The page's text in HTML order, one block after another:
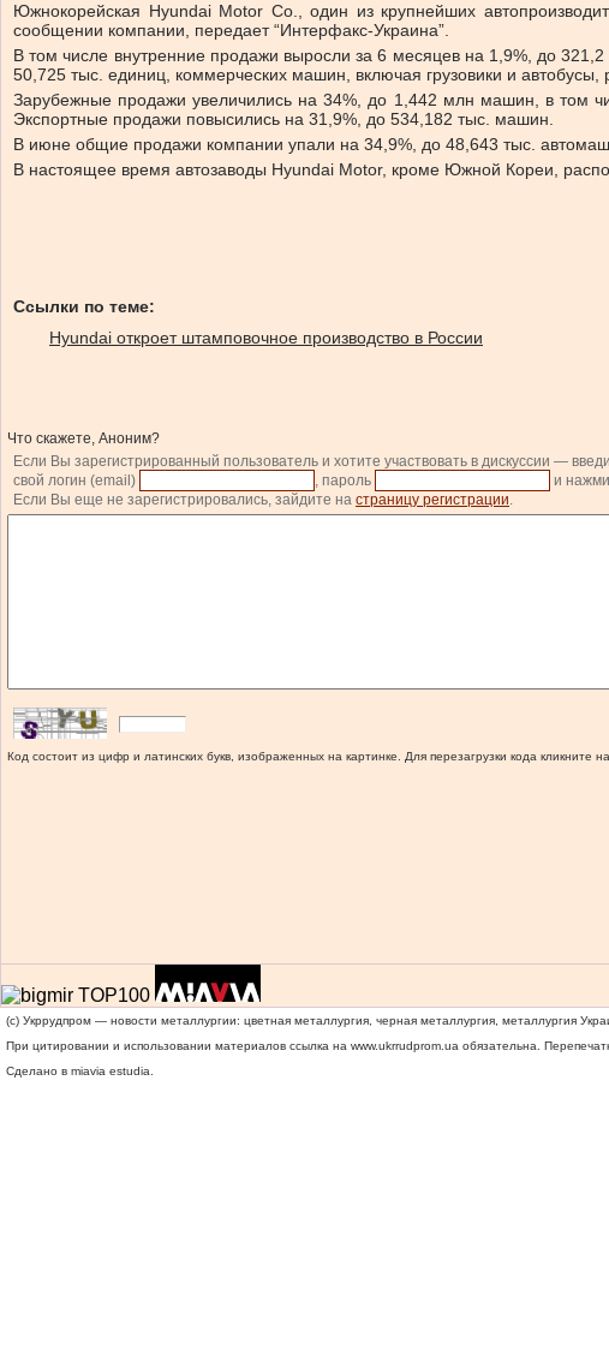
Южнокорейская Hyundai Motor Co., один из крупнейших
сообщении компании, передает “Интерфакс-Украина”.
В том числе внутренние продажи выросли за 6 месяцев на 1,9%, до
50,725 тыс. единиц, коммерческих машин, включая грузовики и
Зарубежные продажи увеличились на 34%, до 1,442 млн машин, в том
Экспортные продажи повысились на 31,9%, до 534,182 тыс. машин.
В июне общие продажи компании упали на 34,9%, до 48,643 тыс.
В настоящее время автозаводы Hyundai Motor, кроме Южной Кореи,
Ссылки по теме:
Hyundai откроет штамповочное производство в России
Что скажете, Аноним?
Если Вы зарегистрированный пользователь и хотите участвовать в дискуссии —
свой логин (email)
, пароль и
Если Вы еще не зарегистрировались, зайдите на страницу регистрации.
Код состоит из цифр и латинских букв, изображенных на картинке. Для перезагрузки кода кликните на
(c) Укррудпром — новости металлургии: цветная металлургия, черная металлургия, металлургия
При цитировании и использовании материалов ссылка на www.ukrrudprom.ua обязательна.
Сделано в miavia estudia.